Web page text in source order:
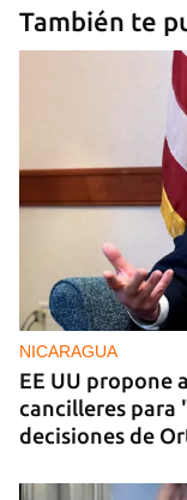
También te
NICARAGUA
EE UU propone
cancilleres para
decisiones de